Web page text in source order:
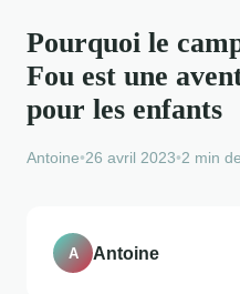
Pourquoi le
Fou est une
pour les enfants
Antoine•26 avril 2023•2 min
A Antoine